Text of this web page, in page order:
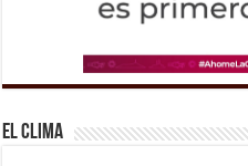
El Clima